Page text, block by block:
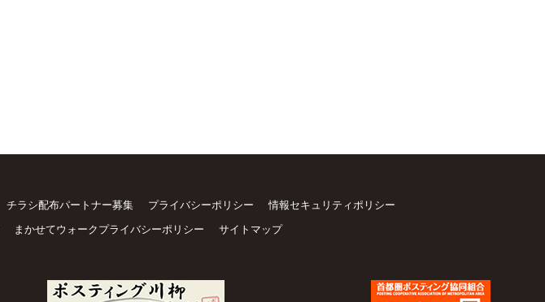
チラシ配布パートナー募集｜ プライバシーポリシー 情報セキュリティポリシー
まかせてウォークプライバシーポリシー サイトマップ｜